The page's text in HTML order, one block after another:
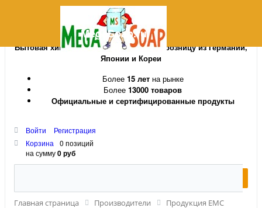
MegaSoap.ru
Бытовая химия и косметика оптом и в розницу из Германии,
Японии и Кореи
Более 15 летна рынке
Более 13000 товаров
Официальные и сертифицированные продукты
Войти
Регистрация
Корзина
0 позиций
на сумму0 руб
Главная страница Производители
Продукция EMC